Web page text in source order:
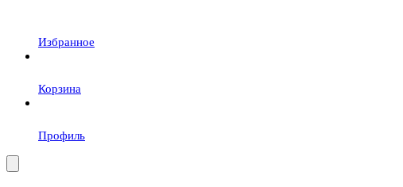
Избранное
Корзина
Профиль